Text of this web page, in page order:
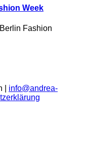
Week
Fashion
| info@andrea-